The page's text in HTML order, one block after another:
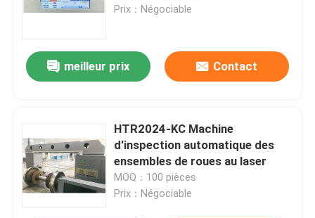
Prix：Négociable
meilleur prix Contact
HTR2024-KC Machine
d'inspection automatique des
ensembles de roues au laser
MOQ：100 pièces
Prix：Négociable